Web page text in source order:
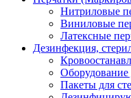
Нитриловые
Виниловые
Латексные
Дезинфекция,
Оборудование
Пакеты для